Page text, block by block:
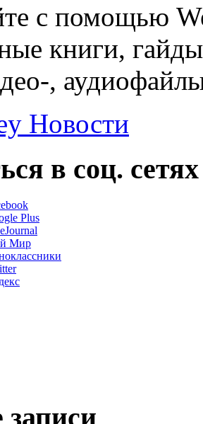
с помощью
книги,
,
Новости
в соц. сетях